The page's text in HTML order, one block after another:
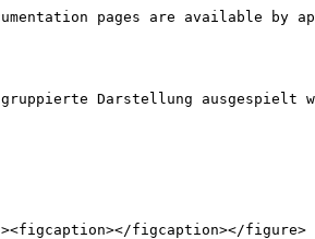
pages are available by
gruppierte Darstellung ausgespielt
figcaption></figure>